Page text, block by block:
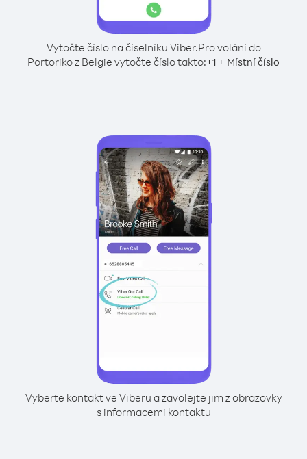
Vytočte číslo na číselníku Viber.Pro volání do
Portoriko z Belgie vytočte číslo takto:+1 + Místní číslo
Vyberte kontakt ve Viberu a zavolejte jim z obrazovky
s informacemi kontaktu